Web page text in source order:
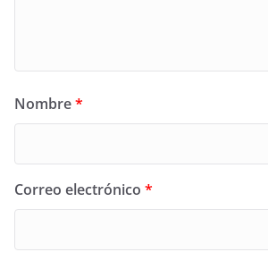
Nombre*
Correo electrónico *